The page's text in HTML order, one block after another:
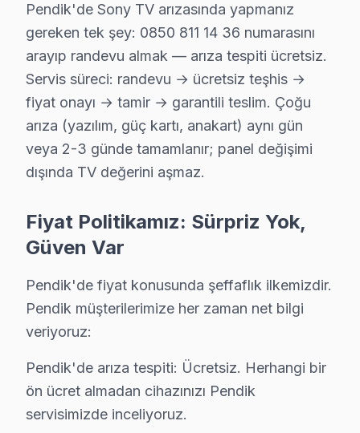
Kurtdoğmuş Sony Servis
Kurtdoğmuş mahallesi Sony TV teknisyeniniz ortalama 90
Kurtdoğmuş Sony Anakart Tamiri →
Kurtköy Sony Servis
Sony TV'de T-Con kart arızası Kurtköy mahallesinde sık
Pendik TV Servis Merkezi →
Orhangazi Sony Servis
Sony Servis Merkezi →
Orta mahallesinde Sony TV arızaları için aynı gün
Orta Sony Açılmıyor Arıza →
Ramazanoğlu'deki Sony TV sahiplerinin yüzde sekseni
Ramazanoğlu Sony Anakart Tamiri →
Pendik'de Sony TV arızasında yapmanız
gereken tek şey: 0850 811 14 36 numarasını
arayıp randevu almak — arıza tespiti ücretsiz.
Servis süreci: randevu → ücretsiz teşhis →
fiyat onayı → tamir → garantili teslim. Çoğu
arıza (yazılım, güç kartı, anakart) aynı gün
veya 2-3 günde tamamlanır; panel değişimi
dışında TV değerini aşmaz.
Fiyat Politikamız: Sürpriz Yok,
Güven Var
Pendik'de fiyat konusunda şeffaflık ilkemizdir.
Pendik müşterilerimize her zaman net bilgi
veriyoruz:
Pendik'de arıza tespiti: Ücretsiz. Herhangi bir
ön ücret almadan cihazınızı Pendik
servisimizde inceliyoruz.